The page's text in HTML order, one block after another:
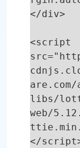
</div>
<script
libs/
web/
</